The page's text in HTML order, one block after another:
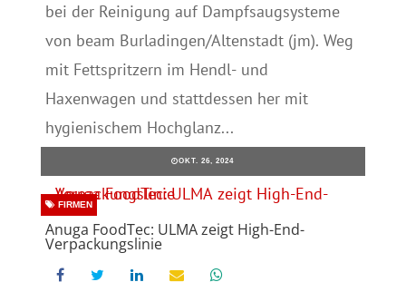
bei der Reinigung auf Dampfsaugsysteme
von beam Burladingen/Altenstadt (jm). Weg
mit Fettspritzern im Hendl- und
Haxenwagen und stattdessen her mit
hygienischem Hochglanz...
OKT. 26, 2024
Anuga FoodTec: ULMA zeigt High-End-
Verpackungslinie
FIRMEN